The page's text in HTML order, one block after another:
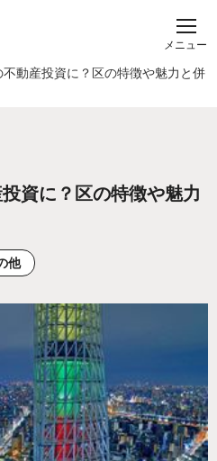
メニュー
動産投資に？区の特徴や魅力と併
資に？区の特徴や魅力
他